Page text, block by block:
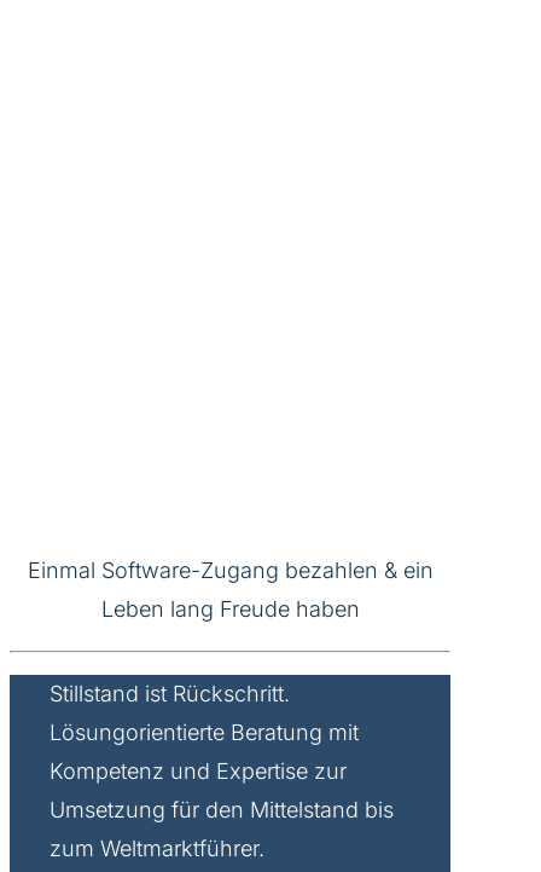
Einmal Software-Zugang bezahlen & ein
Leben lang Freude haben
Stillstand ist Rückschritt.
Lösungorientierte Beratung mit
Kompetenz und Expertise zur
Umsetzung für den Mittelstand bis
zum Weltmarktführer.